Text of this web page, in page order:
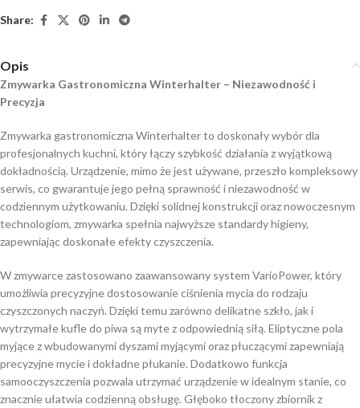
Share:
Opis
Zmywarka Gastronomiczna Winterhalter – Niezawodność i
Precyzja
Zmywarka gastronomiczna Winterhalter to doskonały wybór dla
profesjonalnych kuchni, który łączy szybkość działania z wyjątkową
dokładnością. Urządzenie, mimo że jest używane, przeszło kompleksowy
serwis, co gwarantuje jego pełną sprawność i niezawodność w
codziennym użytkowaniu. Dzięki solidnej konstrukcji oraz nowoczesnym
technologiom, zmywarka spełnia najwyższe standardy higieny,
zapewniając doskonałe efekty czyszczenia.
W zmywarce zastosowano zaawansowany system VarioPower, który
umożliwia precyzyjne dostosowanie ciśnienia mycia do rodzaju
czyszczonych naczyń. Dzięki temu zarówno delikatne szkło, jak i
wytrzymałe kufle do piwa są myte z odpowiednią siłą. Eliptyczne pola
myjące z wbudowanymi dyszami myjącymi oraz płuczącymi zapewniają
precyzyjne mycie i dokładne płukanie. Dodatkowo funkcja
samooczyszczenia pozwala utrzymać urządzenie w idealnym stanie, co
znacznie ułatwia codzienną obsługę. Głęboko tłoczony zbiornik z